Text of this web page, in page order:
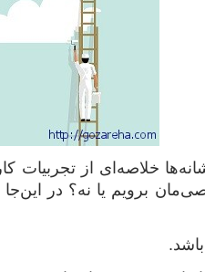
خلاصه‌ای از تجربیات
برویم یا نه؟ در